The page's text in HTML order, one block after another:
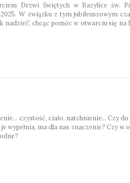
Drzwi Świętych w Bazylice św.
W związku z tym jubileuszowym
nadziei”, chcąc pomóc w otwarciu się na
czystość, ciało, natchnienie… Czy do
wypełnia, ma dla nas znaczenie? Czy w